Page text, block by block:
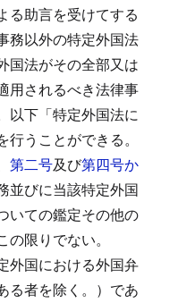
る助言を受けてする
務以外の特定外国法
国法がその全部又は
用されるべき法律事
以下「特定外国法に
うことができる。
第二号及び第四号か
並びに当該特定外国
いての鑑定その他の
限りでない。
外国における外国弁
る者を除く。）であ